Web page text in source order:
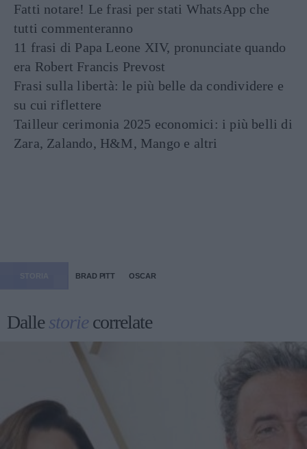
Fatti notare! Le frasi per stati WhatsApp che
tutti commenteranno
11 frasi di Papa Leone XIV, pronunciate quando
era Robert Francis Prevost
Frasi sulla libertà: le più belle da condividere e
su cui riflettere
Tailleur cerimonia 2025 economici: i più belli di
Zara, Zalando, H&M, Mango e altri
BRAD PITT OSCAR
Dallestorie correlate